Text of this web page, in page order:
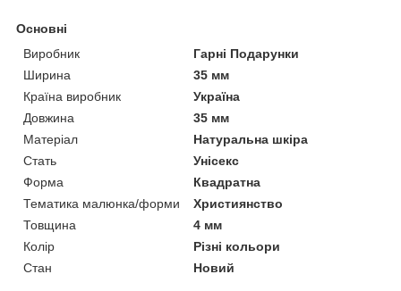
Основні
Виробник
Гарні Подарунки
Ширина
35 мм
Країна виробник
Україна
Довжина
35 мм
Матеріал
Натуральна шкіра
Стать
Унісекс
Форма
Квадратна
Тематика малюнка/форми
Християнство
Товщина
4 мм
Колір
Різні кольори
Стан
Новий